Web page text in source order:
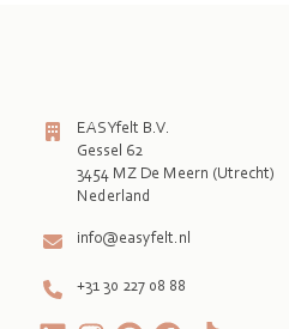
EASYfelt B.V.
Gessel 62
3454 MZ De Meern (Utrecht)
Nederland
info@easyfelt.nl
+31 30 227 08 88